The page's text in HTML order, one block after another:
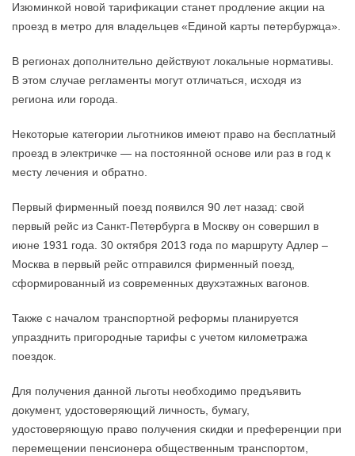
Изюминкой новой тарификации станет продление акции на
проезд в метро для владельцев «Единой карты петербуржца».
В регионах дополнительно действуют локальные нормативы.
В этом случае регламенты могут отличаться, исходя из
региона или города.
Некоторые категории льготников имеют право на бесплатный
проезд в электричке — на постоянной основе или раз в год к
месту лечения и обратно.
Первый фирменный поезд появился 90 лет назад: свой
первый рейс из Санкт-Петербурга в Москву он совершил в
июне 1931 года. 30 октября 2013 года по маршруту Адлер –
Москва в первый рейс отправился фирменный поезд,
сформированный из современных двухэтажных вагонов.
Также с началом транспортной реформы планируется
упразднить пригородные тарифы с учетом километража
поездок.
Для получения данной льготы необходимо предъявить
документ, удостоверяющий личность, бумагу,
удостоверяющую право получения скидки и преференции при
перемещении пенсионера общественным транспортом,